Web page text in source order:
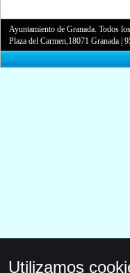
Ayuntamiento de Granada. Todos
Plaza del Carmen,18071 Granada |
Utilizamos